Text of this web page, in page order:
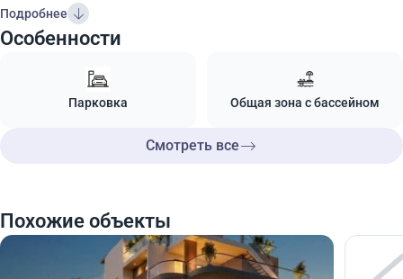
Подробнее
Особенности
Парковка Общая зона с бассейном
Смотреть все
Похожие объекты